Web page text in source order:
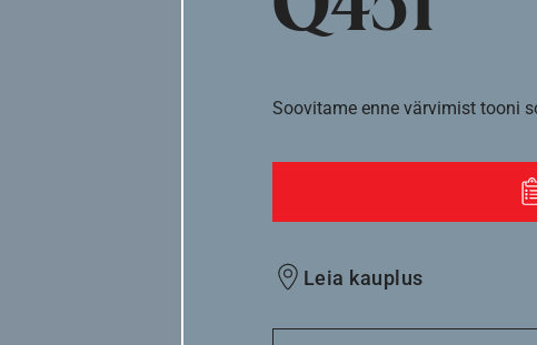
Soovitame enne värvimist tooni
Leia kauplus